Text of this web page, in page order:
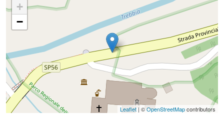
+
−
Leaflet | ©OpenStreetMapcontributors